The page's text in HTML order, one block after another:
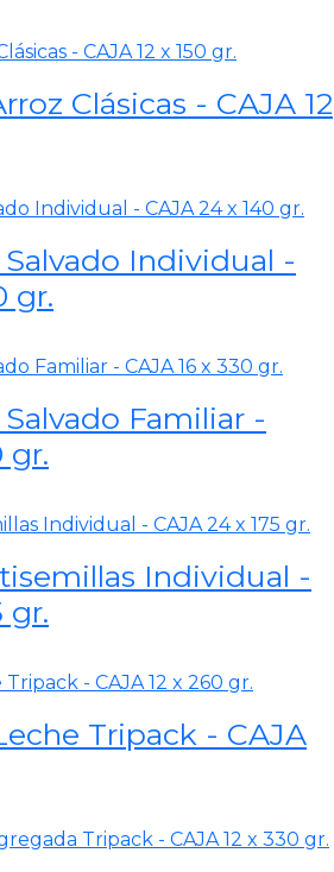
Clásicas - CAJA 12
Individual -
gr.
Familiar -
gr.
Individual -
gr.
Tripack - CAJA